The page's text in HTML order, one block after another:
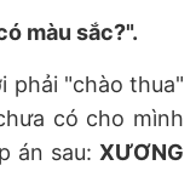
màu sắc?".
phải "chào thua"
có cho mình
án sau: XƯƠNG